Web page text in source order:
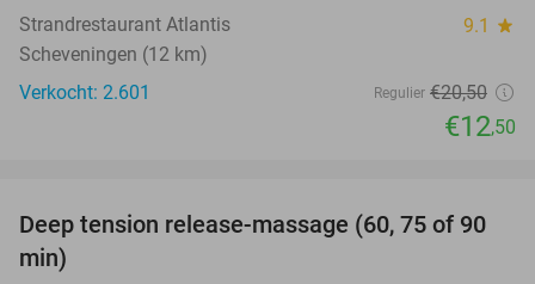
Strandrestaurant Atlantis 9.1 star
Scheveningen (12 km)
Verkocht: 2.601
Regulier €20,50
€12,50
49%
Deep tension release-massage (60, 75 of 90
min)